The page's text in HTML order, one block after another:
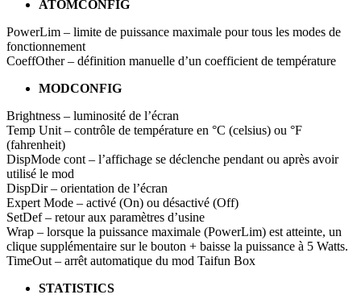
ATOMCONFIG
PowerLim – limite de puissance maximale pour tous les modes de
fonctionnement
CoeffOther – définition manuelle d’un coefficient de température
MODCONFIG
Brightness – luminosité de l’écran
Temp Unit – contrôle de température en °C (celsius) ou °F
(fahrenheit)
DispMode cont – l’affichage se déclenche pendant ou après avoir
utilisé le mod
DispDir – orientation de l’écran
Expert Mode – activé (On) ou désactivé (Off)
SetDef – retour aux paramètres d’usine
Wrap – lorsque la puissance maximale (PowerLim) est atteinte, un
clique supplémentaire sur le bouton + baisse la puissance à 5 Watts.
TimeOut – arrêt automatique du mod Taifun Box
STATISTICS